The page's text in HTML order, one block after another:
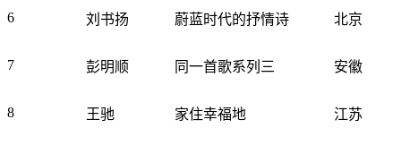
6 刘书扬 蔚蓝时代的抒情诗 北京
7 彭明顺 同一首歌系列三 安徽
8 王驰 家住幸福地 江苏